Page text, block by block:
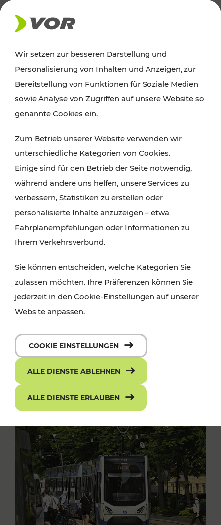
AKTUELLES
News
Alle wichtigen Meldungen zu Fahrplanänderungen,
finden Sie hier im Überblick.
Wir setzen zur besseren Darstellung und
Personalisierung von Inhalten und Anzeigen, zur
Bereitstellung von Funktionen für Soziale Medien
sowie Analyse von Zugriffen auf unsere Website so
genannte Cookies ein.
Zum Betrieb unserer Website verwenden wir
unterschiedliche Kategorien von Cookies.
Einige sind für den Betrieb der Seite notwendig,
während andere uns helfen, unsere Services zu
verbessern, Statistiken zu erstellen oder
personalisierte Inhalte anzuzeigen – etwa
Fahrplanempfehlungen oder Informationen zu
Ihrem Verkehrsverbund.
Sie können entscheiden, welche Kategorien Sie
zulassen möchten. Ihre Präferenzen können Sie
jederzeit in den Cookie-Einstellungen auf unserer
Website anpassen.
COOKIE EINSTELLUNGEN
ALLE DIENSTE ABLEHNEN
ALLE DIENSTE ERLAUBEN